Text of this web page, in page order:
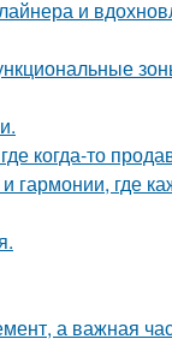
и
когда-то
гармонии, где
а важная